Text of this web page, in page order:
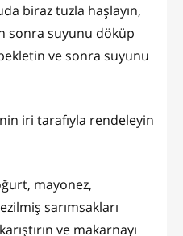
biraz tuzla haşlayın,
sonra suyunu döküp
ve sonra suyunu
iri tarafıyla rendeleyin
mayonez,
sarımsakları
ve makarnayı